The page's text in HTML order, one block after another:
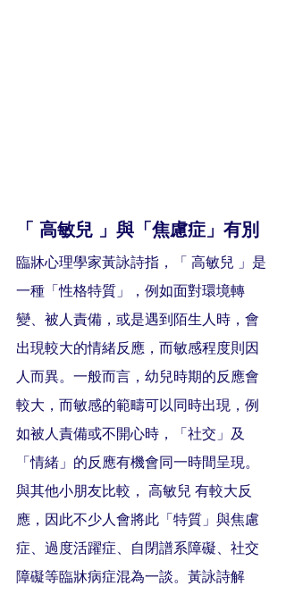
「 高敏兒 」與「焦慮症」有別
臨牀心理學家黃詠詩指，「 高敏兒 」是
一種「性格特質」，例如面對環境轉
變、被人責備，或是遇到陌生人時，會
出現較大的情緒反應，而敏感程度則因
人而異。一般而言，幼兒時期的反應會
較大，而敏感的範疇可以同時出現，例
如被人責備或不開心時，「社交」及
「情緒」的反應有機會同一時間呈現。
與其他小朋友比較， 高敏兒 有較大反
應，因此不少人會將此「特質」與焦慮
症、過度活躍症、自閉譜系障礙、社交
障礙等臨牀病症混為一談。黃詠詩解